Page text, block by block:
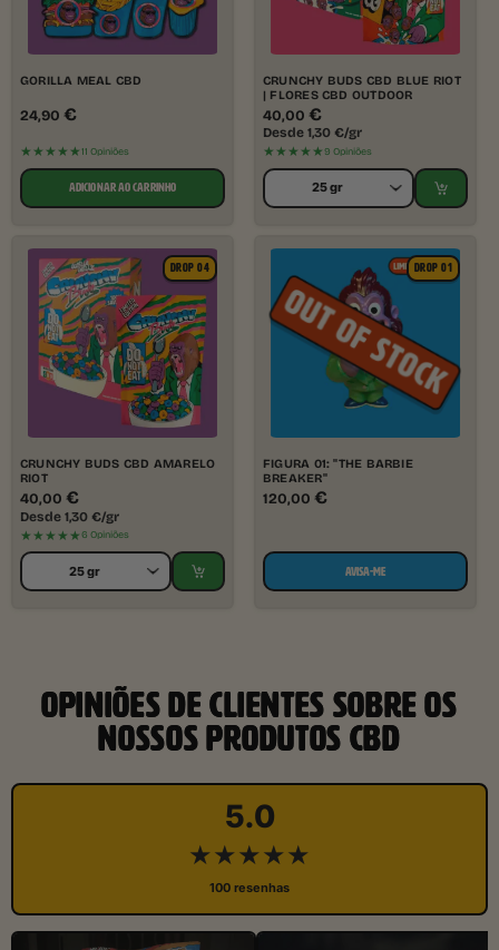
GORILLA MEAL CBD
24,90 €
★★★★★11 Opiniões
ADICIONAR AO CARRINHO
CRUNCHY BUDS CBD BLUE RIOT
| FLORES CBD OUTDOOR
40,00 €
Desde1,30€/gr
★★★★★9 Opiniões
DROP 04
CRUNCHY BUDS CBD AMARELO
RIOT
40,00 €
Desde1,30€/gr
★★★★★6 Opiniões
DROP 01
FIGURA 01: "THE BARBIE
BREAKER"
120,00 €
AVISA-ME
OPINIÕES DE CLIENTES SOBRE OS
NOSSOS PRODUTOS CBD
5.0
★★★★★
100 resenhas